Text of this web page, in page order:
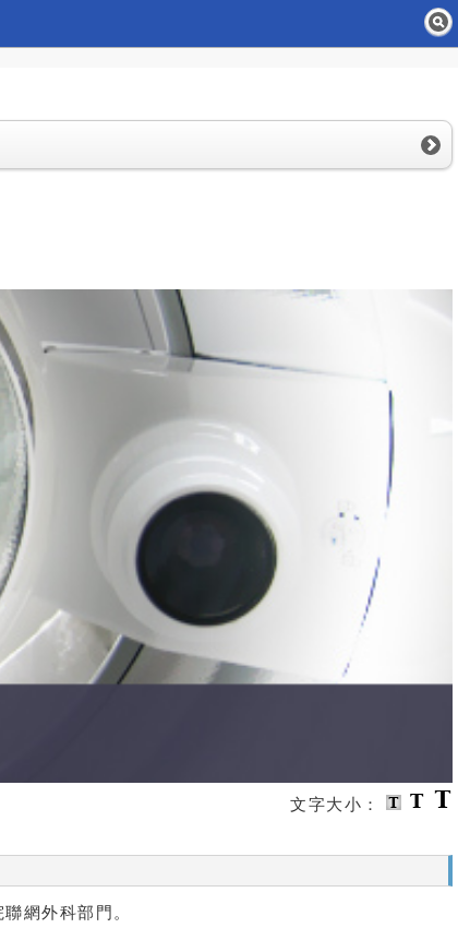
文字大小：
網外科部門。